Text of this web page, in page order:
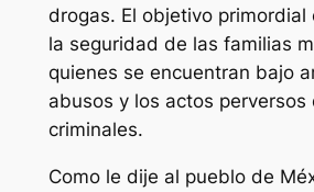
drogas. El objetivo primordial
la seguridad de las familias
quienes se encuentran bajo
abusos y los actos perversos
criminales.
Como le dije al pueblo de